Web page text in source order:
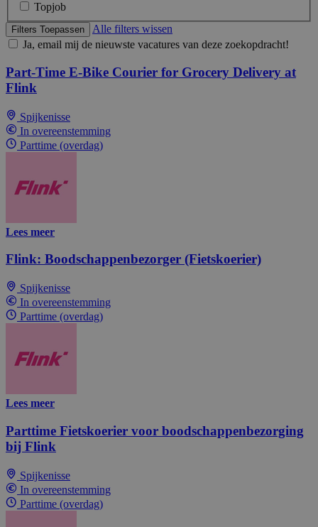
Topjob
Filters Toepassen
Alle filters wissen
Ja, email mij de nieuwste vacatures van deze zoekopdracht!
Part-Time E-Bike Courier for Grocery Delivery at
Flink
Spijkenisse
In overeenstemming
Parttime (overdag)
Lees meer
Flink: Boodschappenbezorger (Fietskoerier)
Spijkenisse
In overeenstemming
Parttime (overdag)
Lees meer
Parttime Fietskoerier voor boodschappenbezorging
bij Flink
Spijkenisse
In overeenstemming
Parttime (overdag)